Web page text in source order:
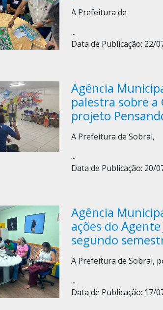
A Prefeitura de
...
Data de Publicação: 22/
Agência
palestra sobre
projeto
A Prefeitura de Sobral,
...
Data de Publicação: 20/
Agência
ações do
segundo
A Prefeitura de Sobral,
...
Data de Publicação: 17/